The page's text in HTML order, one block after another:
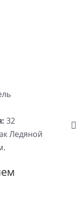
32
Ледяной